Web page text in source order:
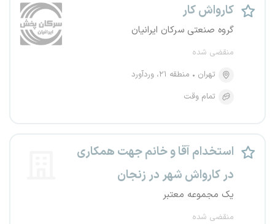
کارواش کار
گروه صنعتی سرکان ایرانیان
منقضی شده
تهران
منطقه ۲۱، وردآورد
تمام وقت
استخدام آقا و خانم جهت همکاری
در کارواش شهر در زنجان
یک مجموعه معتبر
منقضی شده